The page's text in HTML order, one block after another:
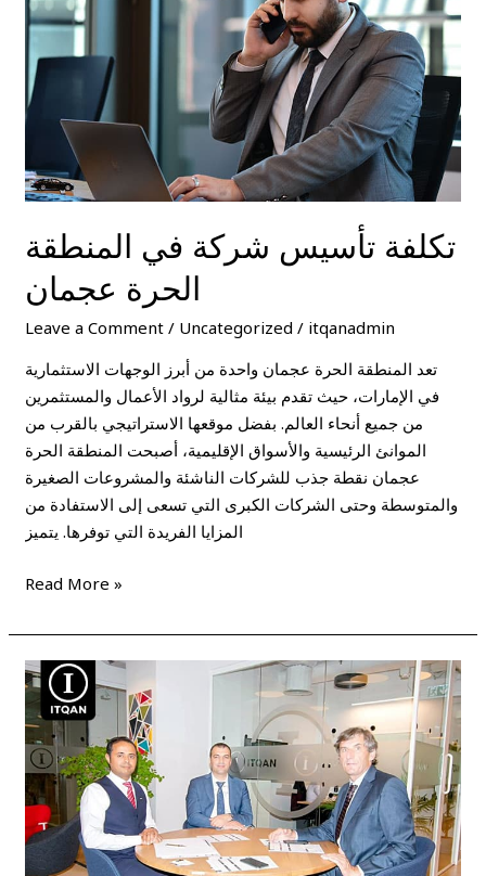
تكلفة تأسيس شركة في المنطقة
الحرة عجمان
Leave a Comment / Uncategorized / itqanadmin
تعد المنطقة الحرة عجمان واحدة من أبرز الوجهات الاستثمارية
في الإمارات، حيث تقدم بيئة مثالية لرواد الأعمال والمستثمرين
من جميع أنحاء العالم. بفضل موقعها الاستراتيجي بالقرب من
الموانئ الرئيسية والأسواق الإقليمية، أصبحت المنطقة الحرة
عجمان نقطة جذب للشركات الناشئة والمشروعات الصغيرة
والمتوسطة وحتى الشركات الكبرى التي تسعى إلى الاستفادة من
المزايا الفريدة التي توفرها. يتميز
المنطقة
عجمان
Read More »
اجراءات
تأسيس
شركة
في
الفري
زون